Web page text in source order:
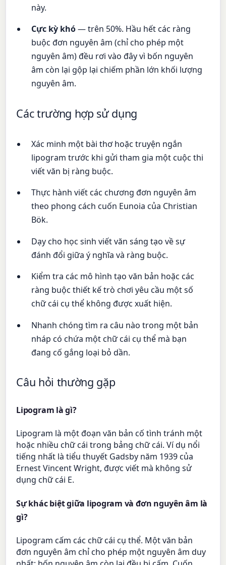
này.
Cực kỳ khó— trên 50%. Hầu hết các ràng
buộc đơn nguyên âm (chỉ cho phép một
nguyên âm) đều rơi vào đây vì bốn nguyên
âm còn lại gộp lại chiếm phần lớn khối lượng
nguyên âm.
Các trường hợp sử dụng
Xác minh một bài thơ hoặc truyện ngắn
lipogram trước khi gửi tham gia một cuộc thi
viết văn bị ràng buộc.
Thực hành viết các chương đơn nguyên âm
theo phong cách cuốn Eunoia của Christian
Bök.
Dạy cho học sinh viết văn sáng tạo về sự
đánh đổi giữa ý nghĩa và ràng buộc.
Kiểm tra các mô hình tạo văn bản hoặc các
ràng buộc thiết kế trò chơi yêu cầu một số
chữ cái cụ thể không được xuất hiện.
Nhanh chóng tìm ra câu nào trong một bản
nháp có chứa một chữ cái cụ thể mà bạn
đang cố gắng loại bỏ dần.
Câu hỏi thường gặp
Lipogram là gì?
Lipogram là một đoạn văn bản cố tình tránh một
hoặc nhiều chữ cái trong bảng chữ cái. Ví dụ nổi
tiếng nhất là tiểu thuyết Gadsby năm 1939 của
Ernest Vincent Wright, được viết mà không sử
dụng chữ cái E.
Sự khác biệt giữa lipogram và đơn nguyên âm là
gì?
Lipogram cấm các chữ cái cụ thể. Một văn bản
đơn nguyên âm chỉ cho phép một nguyên âm duy